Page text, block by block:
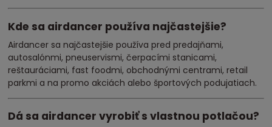
Kde sa airdancer používa najčastejšie?
Airdancer sa najčastejšie používa pred predajňami,
autosalónmi, pneuservismi, čerpacími stanicami,
reštauráciami, fast foodmi, obchodnými centrami, retail
parkmi a na promo akciách alebo športových podujatiach.
Dá sa airdancer vyrobiť s vlastnou potlačou?